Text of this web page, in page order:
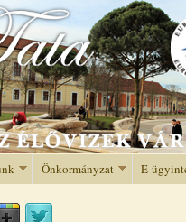
Önkormányzat E-